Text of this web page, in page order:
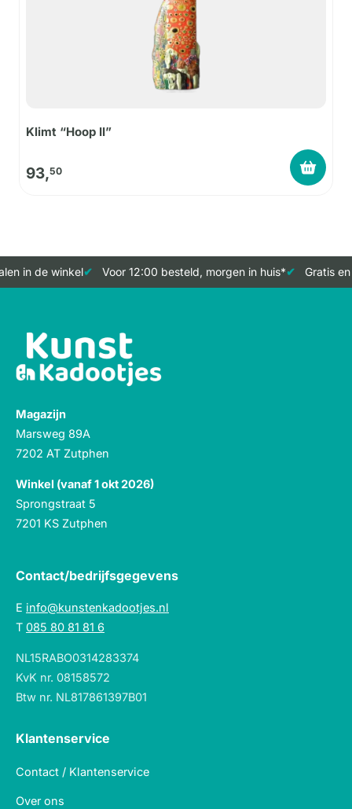
Klimt “Hoop II”
93,50
in de winkel Voor 12:00 besteld, morgen in huis* Gratis
Magazijn
Marsweg 89A
7202 AT Zutphen
Winkel (vanaf 1 okt 2026)
Sprongstraat 5
7201 KS Zutphen
Contact/bedrijfsgegevens
E info@kunstenkadootjes.nl
T 085 80 81 81 6
NL15RABO0314283374
KvK nr. 08158572
Btw nr. NL817861397B01
Klantenservice
Contact / Klantenservice
Over ons